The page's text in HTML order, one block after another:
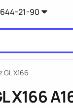
21-90
X166
X166